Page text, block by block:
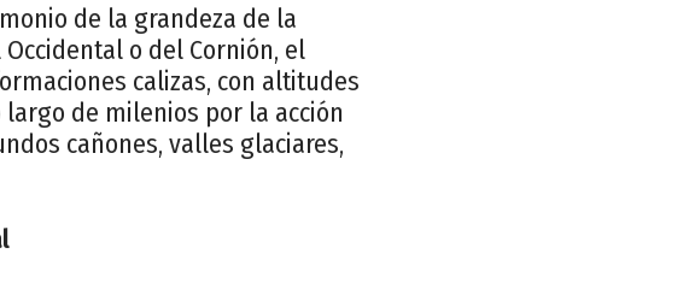
de la grandeza de la
o del Cornión, el
calizas, con altitudes
de milenios por la acción
cañones, valles glaciares,